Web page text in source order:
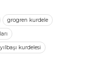
ve diğer
öneri formunu
grogren kurdele
yılbaşı kurdelesi